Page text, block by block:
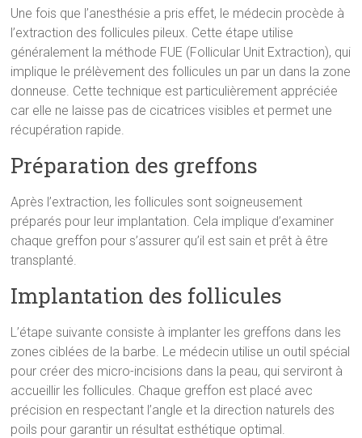
Une fois que l’anesthésie a pris effet, le médecin procède à
l’extraction des follicules pileux. Cette étape utilise
généralement la méthode FUE (Follicular Unit Extraction), qui
implique le prélèvement des follicules un par un dans la zone
donneuse. Cette technique est particulièrement appréciée
car elle ne laisse pas de cicatrices visibles et permet une
récupération rapide.
Préparation des greffons
Après l’extraction, les follicules sont soigneusement
préparés pour leur implantation. Cela implique d’examiner
chaque greffon pour s’assurer qu’il est sain et prêt à être
transplanté.
Implantation des follicules
L’étape suivante consiste à implanter les greffons dans les
zones ciblées de la barbe. Le médecin utilise un outil spécial
pour créer des micro-incisions dans la peau, qui serviront à
accueillir les follicules. Chaque greffon est placé avec
précision en respectant l’angle et la direction naturels des
poils pour garantir un résultat esthétique optimal.